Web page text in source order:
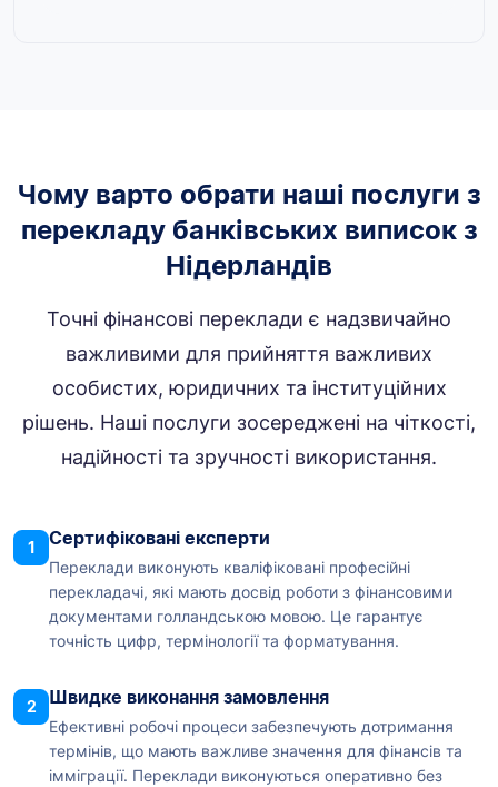
Чому варто обрати наші послуги з
перекладу банківських виписок з
Нідерландів
Точні фінансові переклади є надзвичайно
важливими для прийняття важливих
особистих, юридичних та інституційних
рішень. Наші послуги зосереджені на чіткості,
надійності та зручності використання.
1 Сертифіковані експерти
Переклади виконують кваліфіковані професійні
перекладачі, які мають досвід роботи з фінансовими
документами голландською мовою. Це гарантує
точність цифр, термінології та форматування.
2 Швидке виконання замовлення
Ефективні робочі процеси забезпечують дотримання
термінів, що мають важливе значення для фінансів та
імміграції. Переклади виконуються оперативно без